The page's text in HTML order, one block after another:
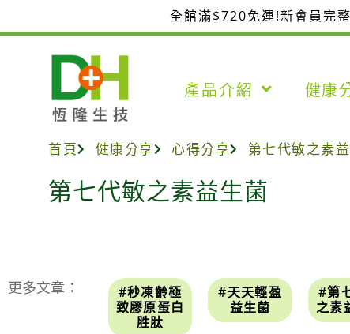
至
全館滿$720免運!新會員完
產品介紹 健康
首頁 健康分享 心得分享 第七代敏之素
第七代敏之素益生菌
更多文章：
#秒凍齡極
致膠原蛋白
胜肽
#天天輕盈
益生菌
#第
之素